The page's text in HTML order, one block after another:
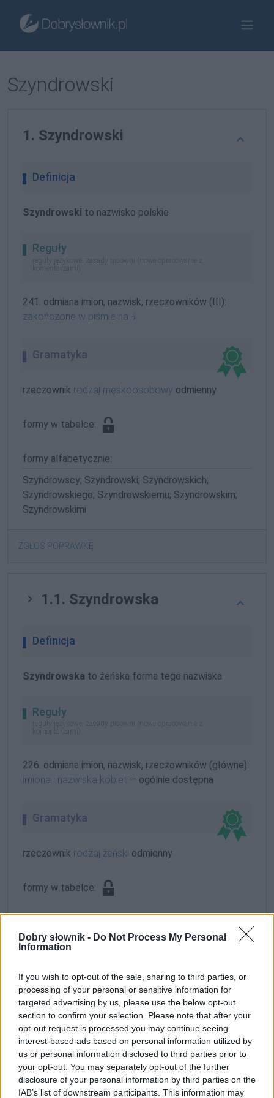
Dobry słownik - Do Not Process My Personal
Information
If you wish to opt-out of the sale, sharing to third parties, or
processing of your personal or sensitive information for
targeted advertising by us, please use the below opt-out
section to confirm your selection. Please note that after your
opt-out request is processed you may continue seeing
interest-based ads based on personal information utilized by
us or personal information disclosed to third parties prior to
your opt-out. You may separately opt-out of the further
disclosure of your personal information by third parties on the
IAB’s list of downstream participants. This information may
Szyndrowski
1. Szyndrowski
Definicja
Szyndrowski to nazwisko polskie
Reguły
reguły językowe, zasady pisowni (nowe opracowanie z
komentarzami)
241. odmiana imion, nazwisk, rzeczowników (III):
zakończone w piśmie na -i
Gramatyka
rzeczownik rodzaj męskoosobowy odmienny
formy w tabelce:
formy alfabetycznie:
Szyndrowscy; Szyndrowski; Szyndrowskich;
Szyndrowskiego; Szyndrowskiemu; Szyndrowskim;
Szyndrowskimi
ZGŁOŚ POPRAWKĘ
1.1. Szyndrowska
Definicja
Szyndrowska to żeńska forma tego nazwiska
Reguły
reguły językowe, zasady pisowni (nowe opracowanie z
komentarzami)
226. odmiana imion, nazwisk, rzeczowników (główne):
imiona i nazwiska kobiet — ogólnie dostępna
Gramatyka
rzeczownik rodzaj żeński odmienny
formy w tabelce:
Szyndrowska; Szyndrowską; Szyndrowskich;
Szyndrowskimi
ZGŁOŚ POPRAWKĘ